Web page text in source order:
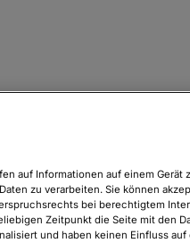
auf Informationen auf einem Gerät
zu verarbeiten. Sie können
bei berechtigtem
Zeitpunkt die Seite mit den
und haben keinen Einfluss auf